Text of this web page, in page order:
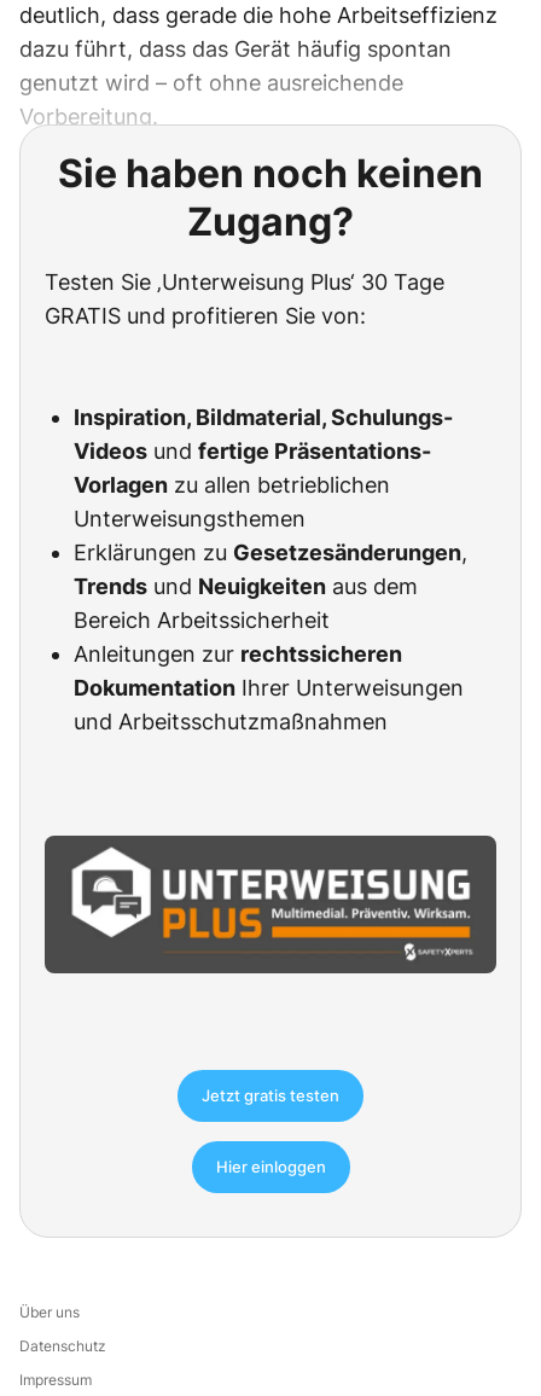
deutlich, dass gerade die hohe Arbeitseffizienz
dazu führt, dass das Gerät häufig spontan
genutzt wird – oft ohne ausreichende
Vorbereitung.
Sie haben noch keinen
Zugang?
Testen Sie ‚Unterweisung Plus‘ 30 Tage
GRATIS und profitieren Sie von:
Inspiration, Bildmaterial, Schulungs-
Videos und fertige Präsentations-
Vorlagen zu allen betrieblichen
Unterweisungsthemen
Erklärungen zu Gesetzesänderungen,
Trends und Neuigkeiten aus dem
Bereich Arbeitssicherheit
Anleitungen zur rechtssicheren
Dokumentation Ihrer Unterweisungen
und Arbeitsschutzmaßnahmen
Jetzt gratis testen
Hier einloggen
Über uns
Datenschutz
Impressum